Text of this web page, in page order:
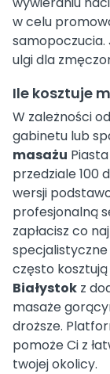
w celu
samopoczucia.
ulgi dla
Ile kosztuje
W zależności
gabinetu lub
masażu
przedziale 100
wersji
profesjonalną
zapłacisz co
specjalistyczne
często
Białystok z
masaże
droższe.
pomoże Ci z
twojej okolicy.